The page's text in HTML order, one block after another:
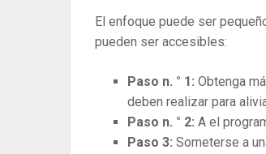
El enfoque puede ser
pueden ser accesibles:
Paso n. ° 1: Obtenga
deben realizar para
Paso n. ° 2: A el
Paso 3: Someterse a